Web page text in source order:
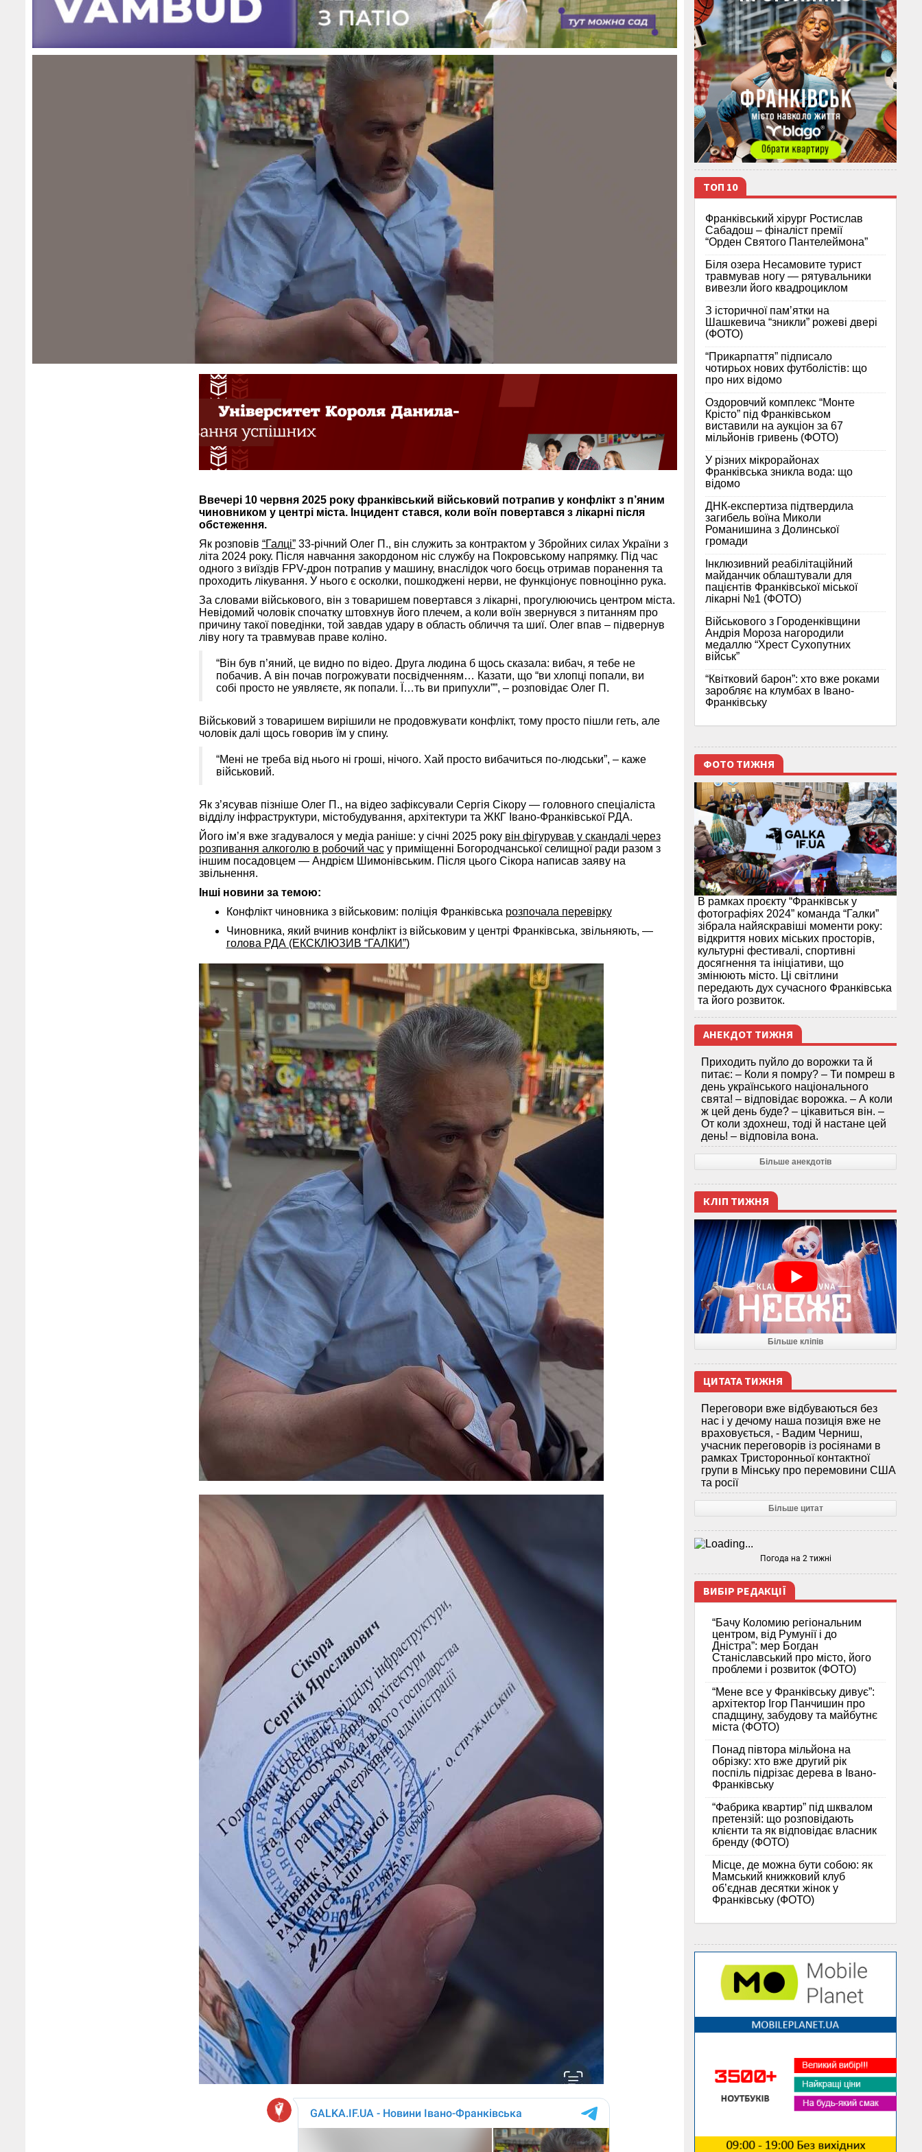
Ввечері 10 червня 2025 року франківський військовий потрапив у конфлікт з п’яним
чиновником у центрі міста. Інцидент стався, коли воїн повертався з лікарні після
обстеження.
Як розповів “Галці”33-річний Олег П., він служить за контрактом у Збройних силах України з
літа 2024 року. Після навчання закордоном ніс службу на Покровському напрямку. Під час
одного з виїздів FPV-дрон потрапив у машину, внаслідок чого боєць отримав поранення та
проходить лікування. У нього є осколки, пошкоджені нерви, не функціонує повноцінно рука.
За словами військового, він з товаришем повертався з лікарні, прогулюючись центром міста.
Невідомий чоловік спочатку штовхнув його плечем, а коли воїн звернувся з питанням про
причину такої поведінки, той завдав удару в область обличчя та шиї. Олег впав – підвернув
ліву ногу та травмував праве коліно.
“Він був п’яний, це видно по відео. Друга людина б щось сказала: вибач, я тебе не
побачив. А він почав погрожувати посвідченням… Казати, що “ви хлопці попали, ви
собі просто не уявляєте, як попали. Ї…ть ви припухли””, – розповідає Олег П.
Військовий з товаришем вирішили не продовжувати конфлікт, тому просто пішли геть, але
чоловік далі щось говорив їм у спину.
“Мені не треба від нього ні гроші, нічого. Хай просто вибачиться по-людськи”, – каже
військовий.
Як з’ясував пізніше Олег П., на відео зафіксували Сергія Сікору — головного спеціаліста
відділу інфраструктури, містобудування, архітектури та ЖКГ Івано-Франківської РДА.
Його ім’я вже згадувалося у медіа раніше: у січні 2025 року він фігурував у скандалі через
розпивання алкоголю в робочий часу приміщенні Богородчанської селищної ради разом з
іншим посадовцем — Андрієм Шимонівським. Після цього Сікора написав заяву на
звільнення.
Інші новини за темою:
Конфлікт чиновника з військовим: поліція Франківська розпочала перевірку
Чиновника, який вчинив конфлікт із військовим у центрі Франківська, звільняють, —
голова РДА (ЕКСКЛЮЗИВ “ГАЛКИ”)
ТОП 10
Франківський хірург Ростислав
Сабадош – фіналіст премії
“Орден Святого Пантелеймона”
Біля озера Несамовите турист
травмував ногу — рятувальники
вивезли його квадроциклом
З історичної памʼятки на
Шашкевича “зникли” рожеві двері
(ФОТО)
“Прикарпаття” підписало
чотирьох нових футболістів: що
про них відомо
Оздоровчий комплекс “Монте
Крісто” під Франківськом
виставили на аукціон за 67
мільйонів гривень (ФОТО)
У різних мікрорайонах
Франківська зникла вода: що
відомо
ДНК-експертиза підтвердила
загибель воїна Миколи
Романишина з Долинської
громади
Інклюзивний реабілітаційний
майданчик облаштували для
пацієнтів Франківської міської
лікарні №1 (ФОТО)
Військового з Городенківщини
Андрія Мороза нагородили
медаллю “Хрест Сухопутних
військ”
“Квітковий барон”: хто вже роками
заробляє на клумбах в Івано-
Франківську
ФОТО ТИЖНЯ
В рамках проєкту “Франківськ у
фотографіях 2024” команда “Галки”
зібрала найяскравіші моменти року:
відкриття нових міських просторів,
культурні фестивалі, спортивні
досягнення та ініціативи, що
змінюють місто. Ці світлини
передають дух сучасного Франківська
та його розвиток.
АНЕКДОТ ТИЖНЯ
Приходить пуйло до ворожки та й
питає: – Коли я помру? – Ти помреш в
день українського національного
свята! – відповідає ворожка. – А коли
ж цей день буде? – цікавиться він. –
От коли здохнеш, тоді й настане цей
день! – відповіла вона.
Більше анекдотів
КЛІП ТИЖНЯ
Більше кліпів
ЦИТАТА ТИЖНЯ
Переговори вже відбуваються без
нас і у дечому наша позиція вже не
враховується, - Вадим Черниш,
учасник переговорів із росіянами в
рамках Тристоронньої контактної
групи в Мінську про перемовини США
та росії
Більше цитат
Погода на 2 тижні
ВИБІР РЕДАКЦІЇ
“Бачу Коломию регіональним
центром, від Румунії і до
Дністра”: мер Богдан
Станіславський про місто, його
проблеми і розвиток (ФОТО)
“Мене все у Франківську дивує”:
архітектор Ігор Панчишин про
спадщину, забудову та майбутнє
міста (ФОТО)
Понад півтора мільйона на
обрізку: хто вже другий рік
поспіль підрізає дерева в Івано-
Франківську
“Фабрика квартир” під шквалом
претензій: що розповідають
клієнти та як відповідає власник
бренду (ФОТО)
Місце, де можна бути собою: як
Мамський книжковий клуб
об’єднав десятки жінок у
Франківську (ФОТО)